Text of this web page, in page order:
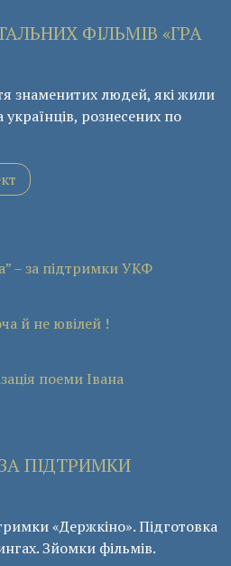
ФІЛЬМІВ «ГРА
знаменитих людей, які жили
українців, рознесених по
– за підтримки УКФ
й не ювілей !
поеми Івана
ПІДТРИМКИ
«Держкіно». Підготовка
Зйомки фільмів.